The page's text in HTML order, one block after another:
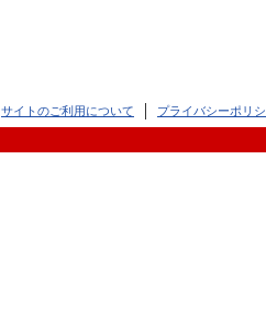
サイトのご利用について プライバシーポリ